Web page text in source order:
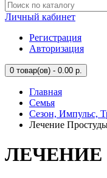
Личный кабинет
Регистрация
Авторизация
0 товар(ов) - 0.00 р.
Главная
Семья
Сезон, Импульс,
Лечение